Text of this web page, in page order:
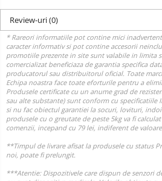
Review-uri(0)